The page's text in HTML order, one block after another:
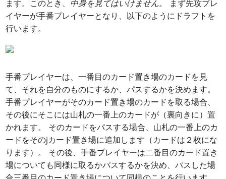
ます。このとき、 中身を見てはいけません。
まず先攻プレ
イヤーが手番プレイヤーとなり、以下のようにドラフトを
行います。
手番プレイヤーは、一番目のカード置き場のカードを見
て、それを自分のものにするか、パスするかを決めます。
手番プレイヤーがそのカード置き場のカードを取る場合、
その後にそこには山札の一番上のカードが（裏向きに）置
かれます。 そのカードをパスする場合、山札の一番上のカ
ードをそのjカード置き場に追加します（カードは２枚にな
ります）。 その後、手番プレイヤーは二番目のカード置き
場についても同様に取るかパスするかを決め、パスした場